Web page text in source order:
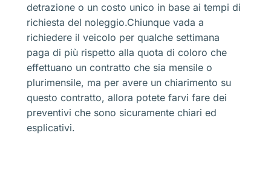
detrazione o un costo unico in base ai tempi di
richiesta del noleggio.Chiunque vada a
richiedere il veicolo per qualche settimana
paga di più rispetto alla quota di coloro che
effettuano un contratto che sia mensile o
plurimensile, ma per avere un chiarimento su
questo contratto, allora potete farvi fare dei
preventivi che sono sicuramente chiari ed
esplicativi.